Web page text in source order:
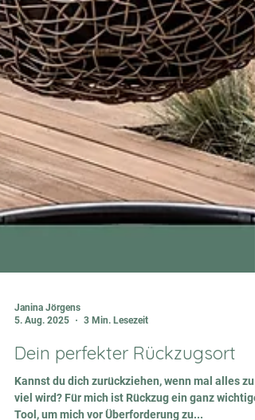
5. Aug. 2025
3 Min. Lesezeit
Dein perfekter Rückzugsort
Kannst du dich zurückziehen, wenn mal alles zu